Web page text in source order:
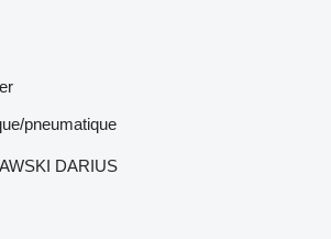
pneumatique
DARIUS